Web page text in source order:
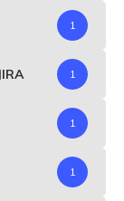
1
1
1
1